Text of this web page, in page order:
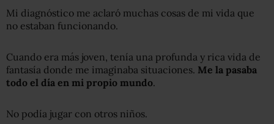
Mi diagnóstico me aclaró muchas cosas de mi vida que
no estaban funcionando.
Cuando era más joven, tenía una profunda y rica vida de
fantasía donde me imaginaba situaciones. Me la pasaba
todo el día en mi propio mundo.
No podía jugar con otros niños.